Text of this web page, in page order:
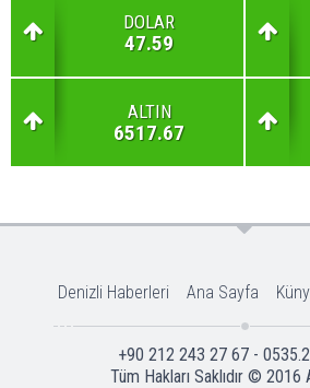
DOLAR
47.59
ALTIN
6517.67
Denizli Haberleri Ana Sayfa
+90 212 243 27 67 -
Tüm Hakları Saklıdır © 2016